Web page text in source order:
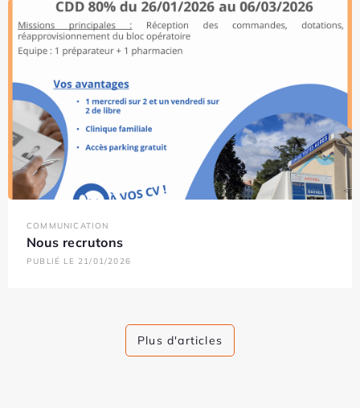
COMMUNICATION
Nous recrutons
PUBLIÉ LE 21/01/2026
Plus d'articles